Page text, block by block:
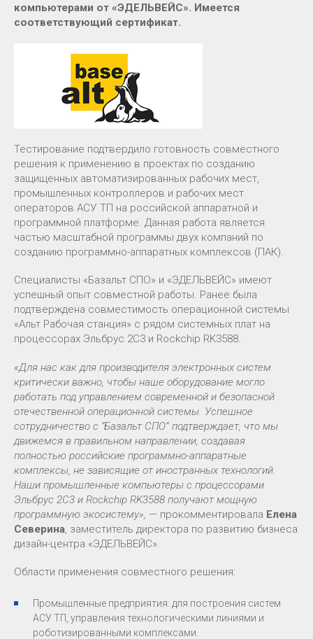
компьютерами от «ЭДЕЛЬВЕЙС». Имеется
соответствующий сертификат.
Тестирование подтвердило готовность совместного
решения к применению в проектах по созданию
защищенных автоматизированных рабочих мест,
промышленных контроллеров и рабочих мест
операторов АСУ ТП на российской аппаратной и
программной платформе. Данная работа является
частью масштабной программы двух компаний по
созданию программно-аппаратных комплексов (ПАК).
Специалисты «Базальт СПО» и «ЭДЕЛЬВЕЙС» имеют
успешный опыт совместной работы. Ранее была
подтверждена совместимость операционной системы
«Альт Рабочая станция» с рядом системных плат на
процессорах Эльбрус 2С3 и Rockchip RK3588.
«Для нас как для производителя электронных систем
критически важно, чтобы наше оборудование могло
работать под управлением современной и безопасной
отечественной операционной системы. Успешное
сотрудничество с “Базальт СПО” подтверждает, что мы
движемся в правильном направлении, создавая
полностью российские программно-аппаратные
комплексы, не зависящие от иностранных технологий.
Наши промышленные компьютеры с процессорами
Эльбрус 2С3 и Rockchip RK3588 получают мощную
программную экосистему», — прокомментировала Елена
Северина , заместитель директора по развитию бизнеса
дизайн-центра «ЭДЕЛЬВЕЙС».
Области применения совместного решения:
Промышленные предприятия: для построения систем
АСУ ТП, управления технологическими линиями и
роботизированными комплексами.